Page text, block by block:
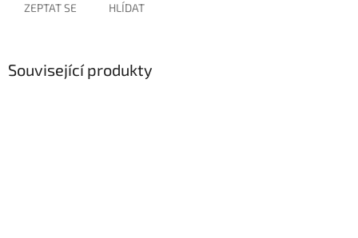
ZEPTAT SE HLÍDAT
Související produkty